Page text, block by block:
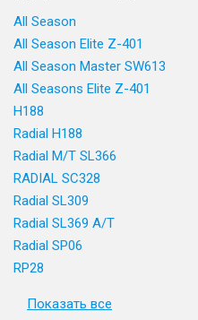
All Season
All Season Elite Z-401
All Season Master SW613
All Seasons Elite Z-401
H188
Radial H188
Radial M/T SL366
RADIAL SC328
Radial SL309
Radial SL369 A/T
Radial SP06
RP28
Показать все